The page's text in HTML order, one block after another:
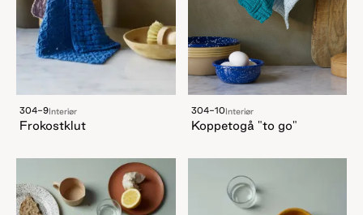
304-9Interiør
Frokostklut
304-10Interiør
Koppetogå "to go"